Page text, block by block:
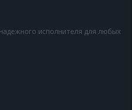
исполнителя для любых